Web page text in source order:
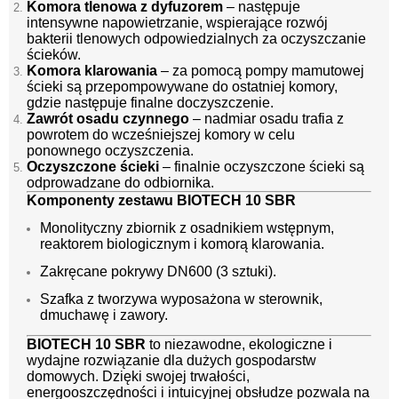
Komora tlenowa z dyfuzorem – następuje
intensywne napowietrzanie, wspierające rozwój
bakterii tlenowych odpowiedzialnych za oczyszczanie
ścieków.
Komora klarowania – za pomocą pompy mamutowej
ścieki są przepompowywane do ostatniej komory,
gdzie następuje finalne doczyszczenie.
Zawrót osadu czynnego – nadmiar osadu trafia z
powrotem do wcześniejszej komory w celu
ponownego oczyszczenia.
Oczyszczone ścieki – finalnie oczyszczone ścieki są
odprowadzane do odbiornika.
Komponenty zestawu BIOTECH 10 SBR
Monolityczny zbiornik z osadnikiem wstępnym,
reaktorem biologicznym i komorą klarowania.
Zakręcane pokrywy DN600 (3 sztuki).
Szafka z tworzywa wyposażona w sterownik,
dmuchawę i zawory.
BIOTECH 10 SBR to niezawodne, ekologiczne i
wydajne rozwiązanie dla dużych gospodarstw
domowych. Dzięki swojej trwałości,
energooszczędności i intuicyjnej obsłudze pozwala na